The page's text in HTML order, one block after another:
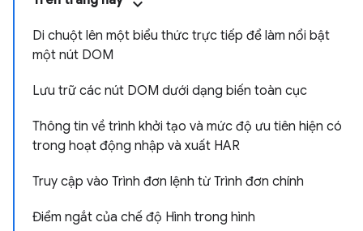
Di chuột lên một biểu thức trực tiếp để làm nổi bật
một nút DOM
Lưu trữ các nút DOM dưới dạng biến toàn cục
Thông tin về trình khởi tạo và mức độ ưu tiên hiện có
trong hoạt động nhập và xuất HAR
Truy cập vào Trình đơn lệnh từ Trình đơn chính
Điểm ngắt của chế độ Hình trong hình